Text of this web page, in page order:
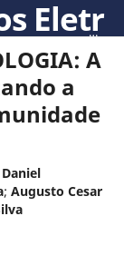
A
a
Daniel
; Augusto Cesar